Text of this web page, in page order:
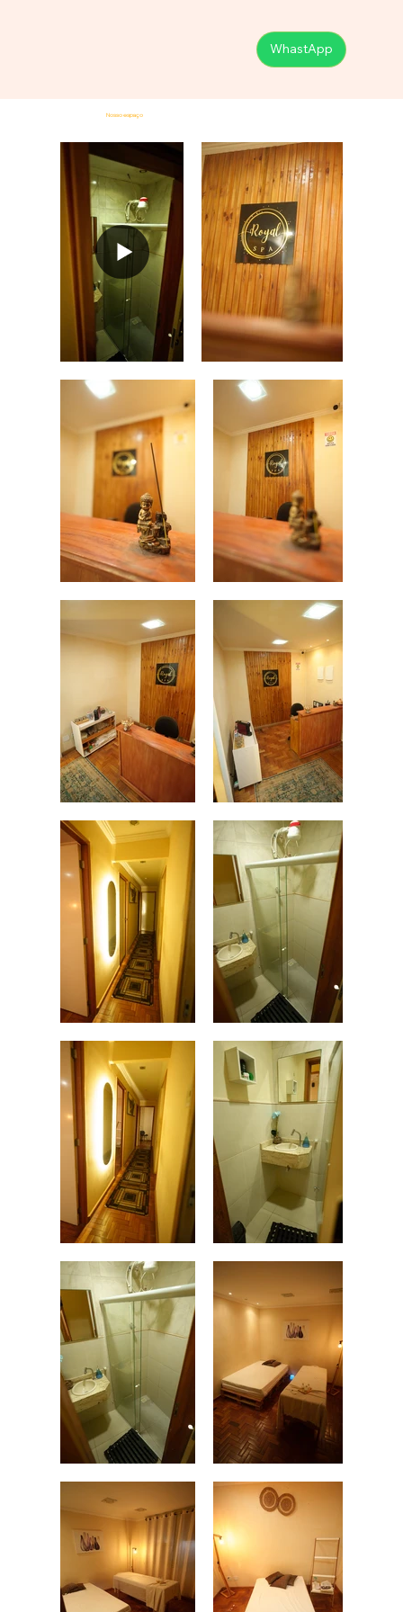
WhastApp
Nosso espaço